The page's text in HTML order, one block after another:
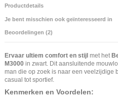
Productdetails
Je bent misschien ook geïnteresseerd in
Beoordelingen (2)
Ervaar ultiem comfort en stijl met het
M3000 in zwart. Dit aansluitende
man die op zoek is naar een veelzijdige
casual tot sportief.
Kenmerken en Voordelen: